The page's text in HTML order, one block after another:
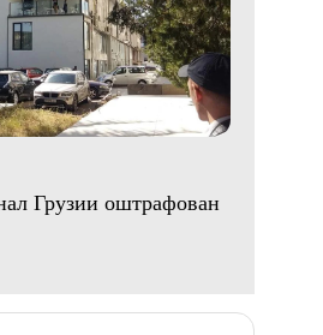
Грузии оштрафован